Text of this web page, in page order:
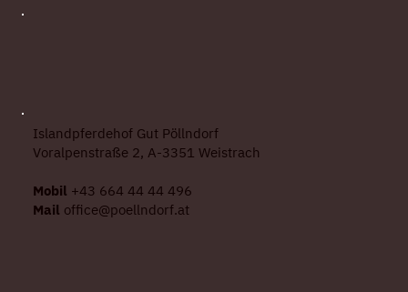
Islandpferdehof Gut Pöllndorf
Voralpenstraße 2, A-3351 Weistrach
Mobil +43 664 44 44 496
Mail office@poellndorf.at